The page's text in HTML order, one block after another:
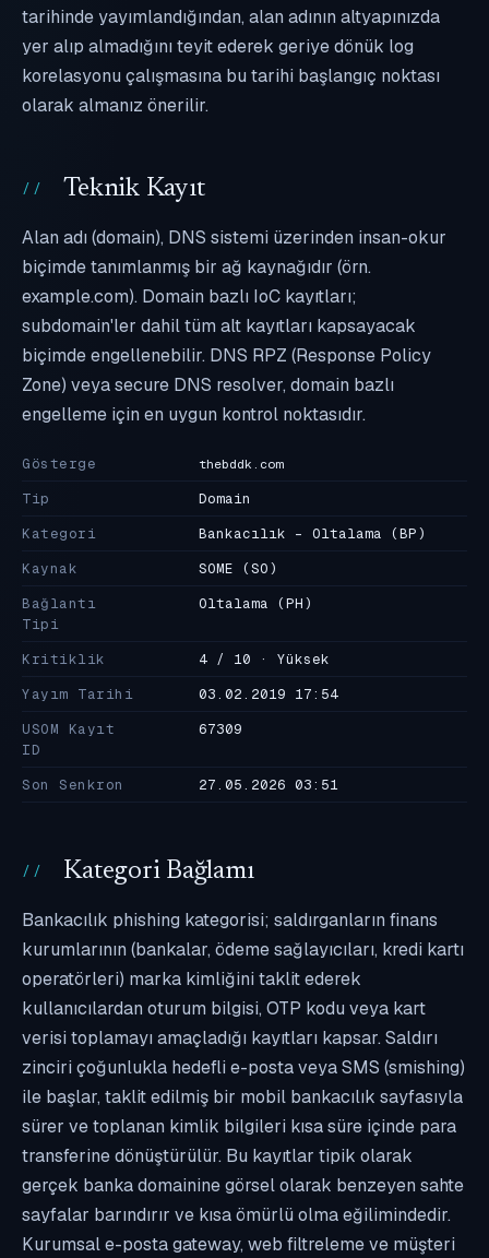
tarihinde yayımlandığından, alan adının altyapınızda
yer alıp almadığını teyit ederek geriye dönük log
korelasyonu çalışmasına bu tarihi başlangıç noktası
olarak almanız önerilir.
Teknik Kayıt
Alan adı (domain), DNS sistemi üzerinden insan-okur
biçimde tanımlanmış bir ağ kaynağıdır (örn.
example.com). Domain bazlı IoC kayıtları;
subdomain'ler dahil tüm alt kayıtları kapsayacak
biçimde engellenebilir. DNS RPZ (Response Policy
Zone) veya secure DNS resolver, domain bazlı
engelleme için en uygun kontrol noktasıdır.
Gösterge thebddk.com
Tip
Domain
Kategori
Bankacılık - Oltalama (BP)
Kaynak
SOME (SO)
Bağlantı
Tipi
Oltalama (PH)
Kritiklik
4 / 10 · Yüksek
Yayım Tarihi
03.02.2019 17:54
USOM Kayıt
ID
67309
Son Senkron 27.05.2026 03:51
Kategori Bağlamı
Bankacılık phishing kategorisi; saldırganların finans
kurumlarının (bankalar, ödeme sağlayıcıları, kredi kartı
operatörleri) marka kimliğini taklit ederek
kullanıcılardan oturum bilgisi, OTP kodu veya kart
verisi toplamayı amaçladığı kayıtları kapsar. Saldırı
zinciri çoğunlukla hedefli e-posta veya SMS (smishing)
ile başlar, taklit edilmiş bir mobil bankacılık sayfasıyla
sürer ve toplanan kimlik bilgileri kısa süre içinde para
transferine dönüştürülür. Bu kayıtlar tipik olarak
gerçek banka domainine görsel olarak benzeyen sahte
sayfalar barındırır ve kısa ömürlü olma eğilimindedir.
Kurumsal e-posta gateway, web filtreleme ve müşteri